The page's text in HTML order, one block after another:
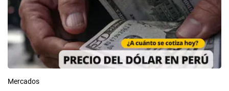
Mercados